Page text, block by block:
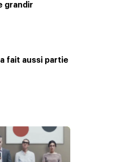
grandir
fait aussi partie